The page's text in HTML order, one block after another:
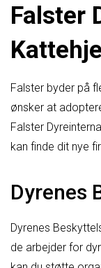
Falster
Falster byder på
ønsker at
Falster
kan finde dit nye
Dyrenes
Dyrenes
de arbejder for